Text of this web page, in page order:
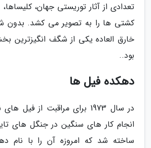
تعدادی از آثار توریستی جهان،
کشتی ها را به تصویر می کشد. بدون
خارق العاده یکی از شگف انگیزترین
بود..
دهکده فیل ها
در سال 1973 برای مراقبت از فیل
انجام کار های سنگین در جنگل های
ساخته شد که امروزه آن را با نام